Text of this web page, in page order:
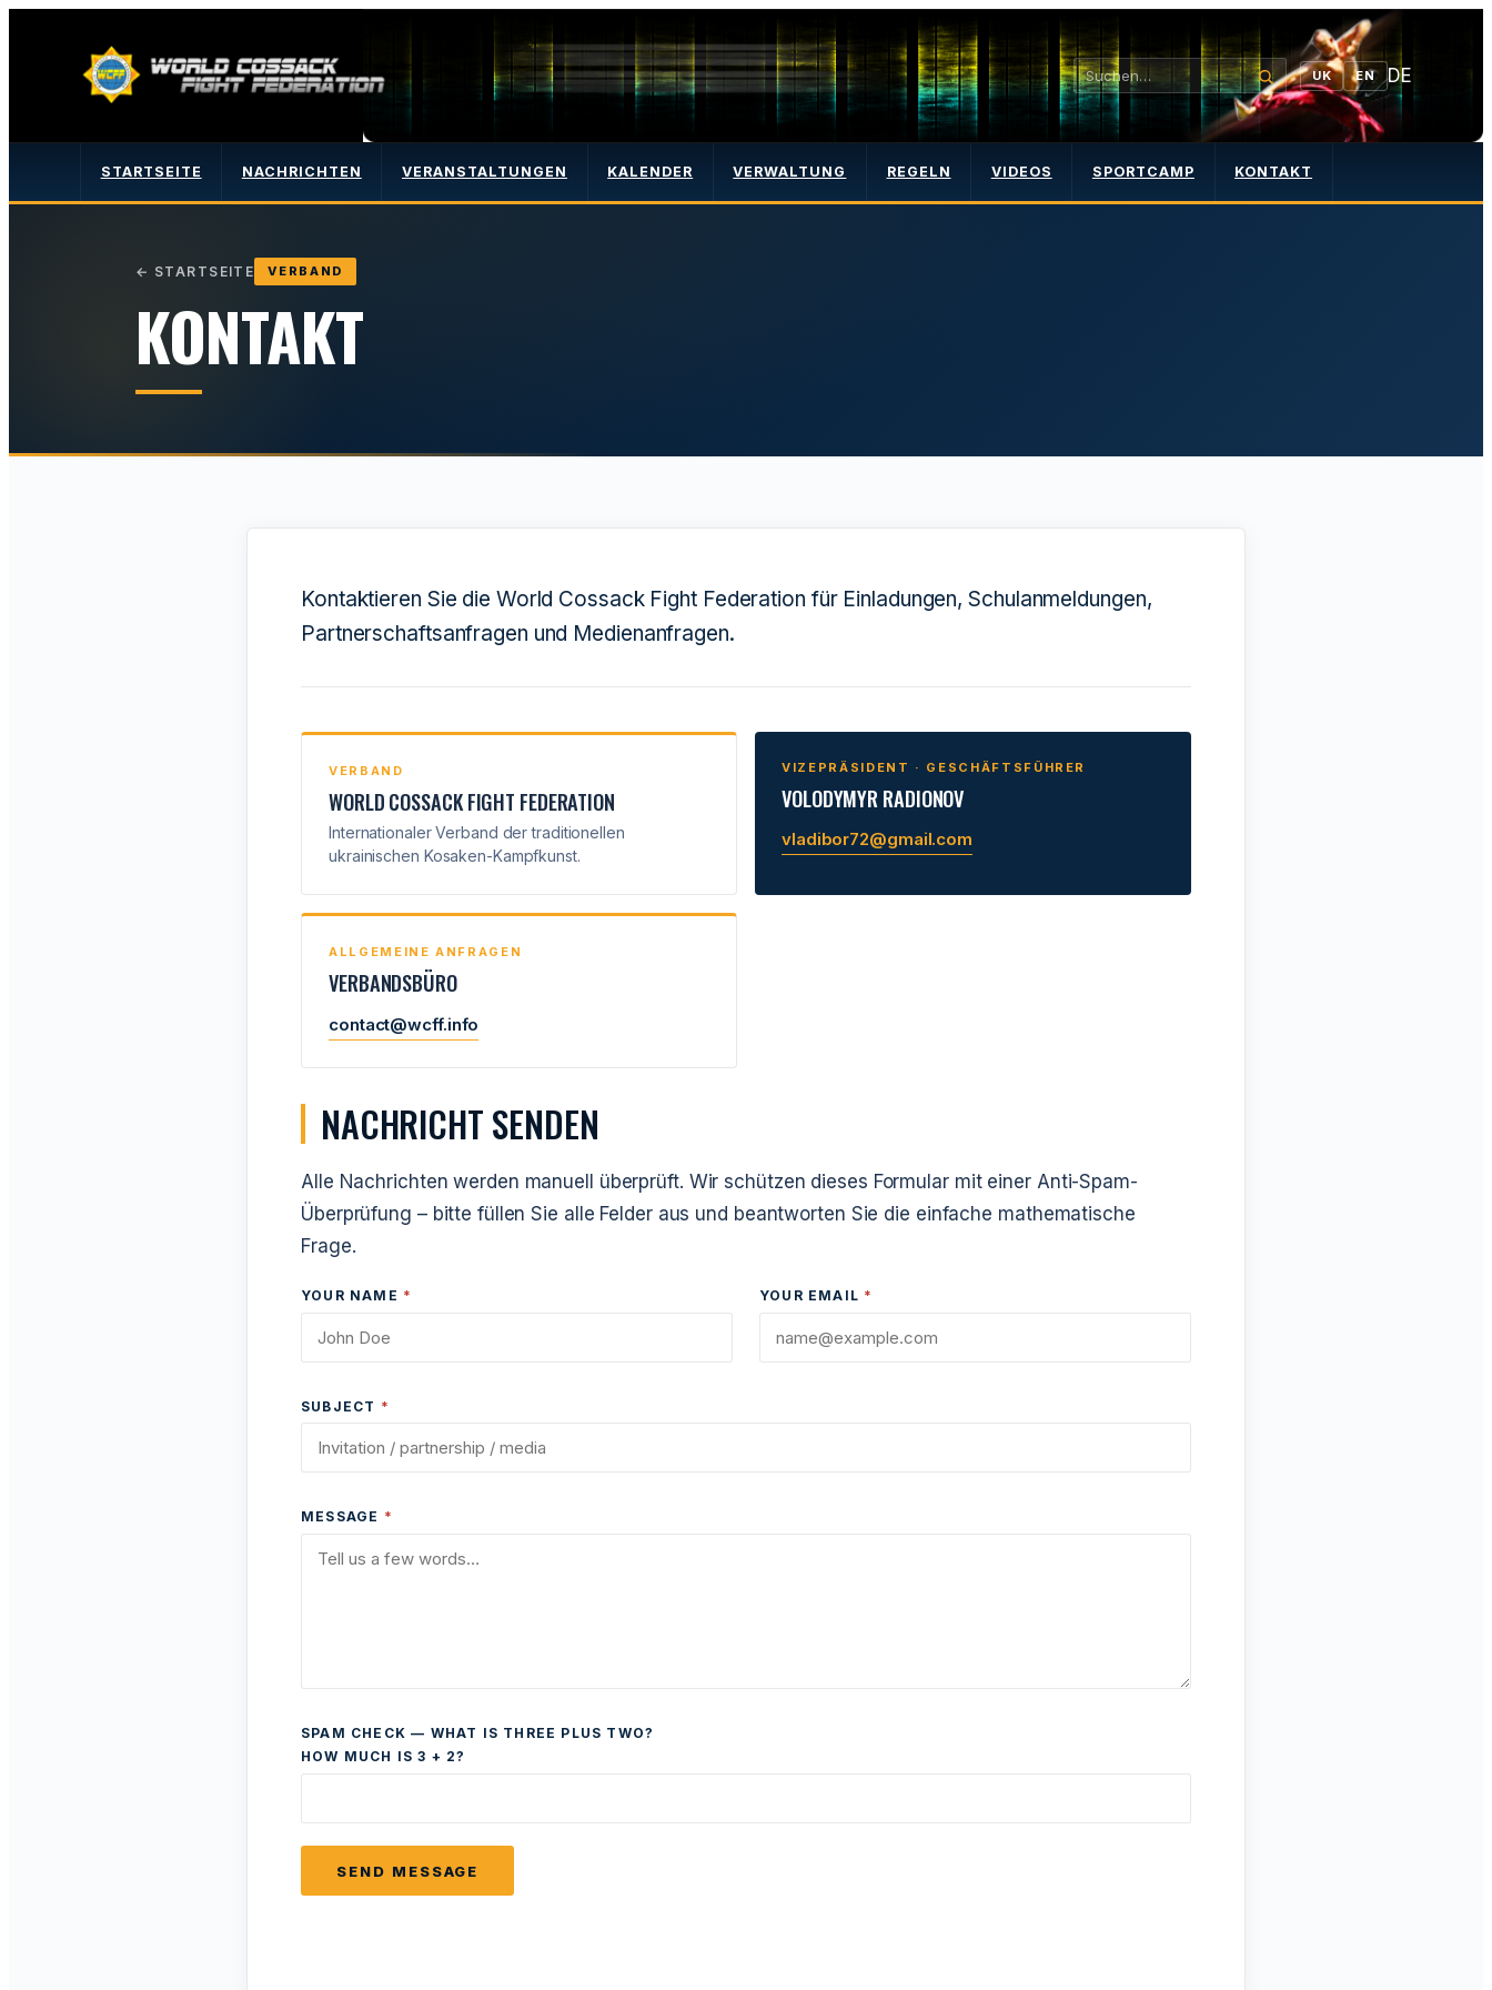
UK EN DE
STARTSEITE NACHRICHTEN VERANSTALTUNGEN KALENDER VERWALTUNG REGELN VIDEOS SPORTCAMP KONTAKT
← STARTSEITE VERBAND
KONTAKT
Kontaktieren Sie die World Cossack Fight Federation für Einladungen, Schulanmeldungen,
Partnerschaftsanfragen und Medienanfragen.
VERBAND
WORLD COSSACK FIGHT FEDERATION
Internationaler Verband der traditionellen
ukrainischen Kosaken-Kampfkunst.
VIZEPRÄSIDENT · GESCHÄFTSFÜHRER
VOLODYMYR RADIONOV
vladibor72@gmail.com
ALLGEMEINE ANFRAGEN
VERBANDSBÜRO
contact@wcff.info
NACHRICHT SENDEN
Alle Nachrichten werden manuell überprüft. Wir schützen dieses Formular mit einer Anti-Spam-
Überprüfung – bitte füllen Sie alle Felder aus und beantworten Sie die einfache mathematische
Frage.
YOUR NAME * YOUR EMAIL *
SUBJECT *
MESSAGE *
SPAM CHECK — WHAT IS THREE PLUS TWO?
HOW MUCH IS 3 + 2?